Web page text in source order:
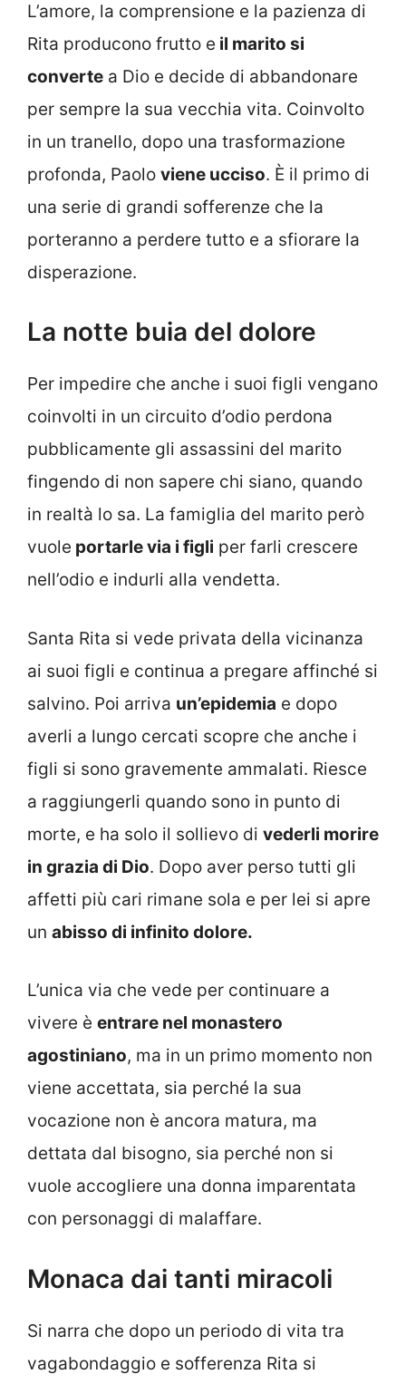
L’amore, la comprensione e la pazienza di
Rita producono frutto e il marito si
converte a Dio e decide di abbandonare
per sempre la sua vecchia vita. Coinvolto
in un tranello, dopo una trasformazione
profonda, Paolo viene ucciso. È il primo di
una serie di grandi sofferenze che la
porteranno a perdere tutto e a sfiorare la
disperazione.
La notte buia del dolore
Per impedire che anche i suoi figli vengano
coinvolti in un circuito d’odio perdona
pubblicamente gli assassini del marito
fingendo di non sapere chi siano, quando
in realtà lo sa. La famiglia del marito però
vuole portarle via i figli per farli crescere
nell’odio e indurli alla vendetta.
Santa Rita si vede privata della vicinanza
ai suoi figli e continua a pregare affinché si
salvino. Poi arriva un’epidemia e dopo
averli a lungo cercati scopre che anche i
figli si sono gravemente ammalati. Riesce
a raggiungerli quando sono in punto di
morte, e ha solo il sollievo di vederli morire
in grazia di Dio. Dopo aver perso tutti gli
affetti più cari rimane sola e per lei si apre
un abisso di infinito dolore.
L’unica via che vede per continuare a
vivere è entrare nel monastero
agostiniano, ma in un primo momento non
viene accettata, sia perché la sua
vocazione non è ancora matura, ma
dettata dal bisogno, sia perché non si
vuole accogliere una donna imparentata
con personaggi di malaffare.
Monaca dai tanti miracoli
Si narra che dopo un periodo di vita tra
vagabondaggio e sofferenza Rita si